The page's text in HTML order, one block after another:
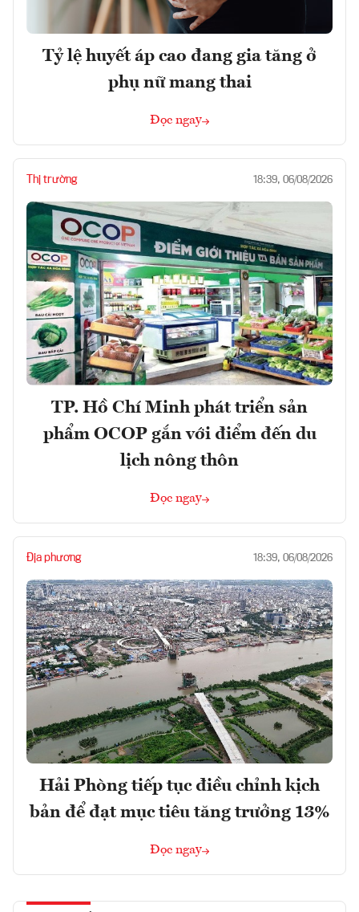
Tỷ lệ huyết áp cao đang gia tăng ở
phụ nữ mang thai
Đọc ngay
Thị trường 18:39, 06/08/2026
TP. Hồ Chí Minh phát triển sản
phẩm OCOP gắn với điểm đến du
lịch nông thôn
Đọc ngay
Địa phương 18:39, 06/08/2026
Hải Phòng tiếp tục điều chỉnh kịch
bản để đạt mục tiêu tăng trưởng 13%
Đọc ngay